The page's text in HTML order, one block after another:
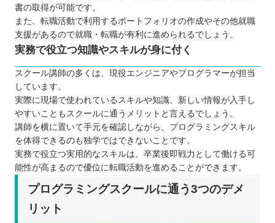
書の取得が可能です。
また、転職活動で利用するポートフォリオの作成やその他就職
支援があるので就職・転職が有利に進められるでしょう。
実務で役立つ知識やスキルが身に付く
スクール講師の多くは、現役エンジニアやプログラマーが担当
しています。
実際に現場で使われているスキルや知識、新しい情報が入手し
やすいこともスクールに通うメリットと言えるでしょう。
講師を横に置いて手元を確認しながら、プログラミングスキル
を体得できるのも独学ではできないことです。
実務で役立つ実用的なスキルは、卒業後即戦力として働ける可
能性が高まるので優位に転職活動を進めることができます。
プログラミングスクールに通う3つのデメ
リット